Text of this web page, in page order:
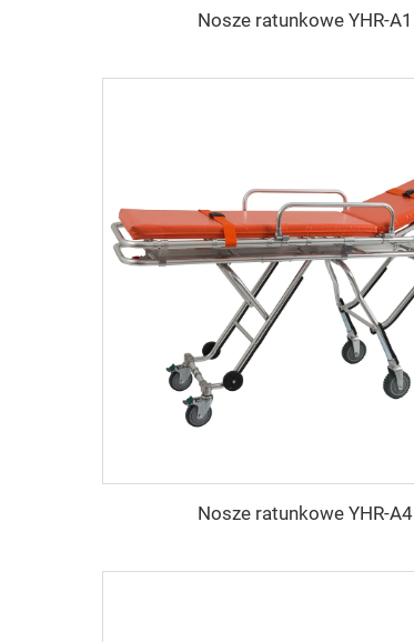
Nosze ratunkowe YHR-A1
Nosze ratunkowe YHR-A4